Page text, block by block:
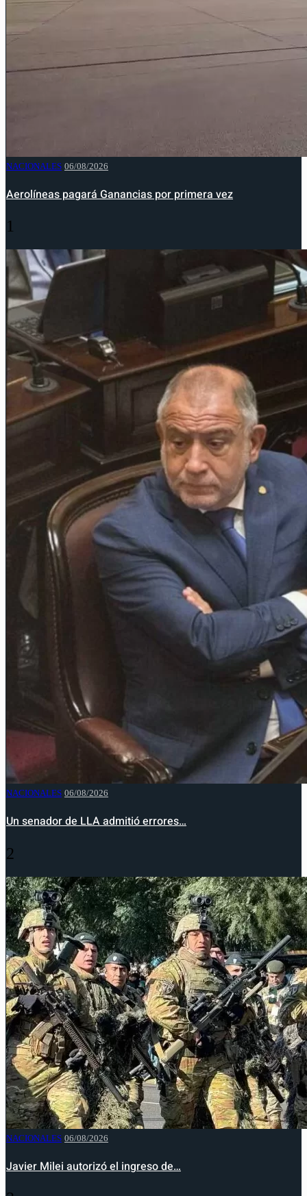
NACIONALES 06/08/2026
Aerolíneas pagará Ganancias por primera vez
1
NACIONALES 06/08/2026
Un senador de LLA admitió errores…
2
NACIONALES 06/08/2026
Javier Milei autorizó el ingreso de…